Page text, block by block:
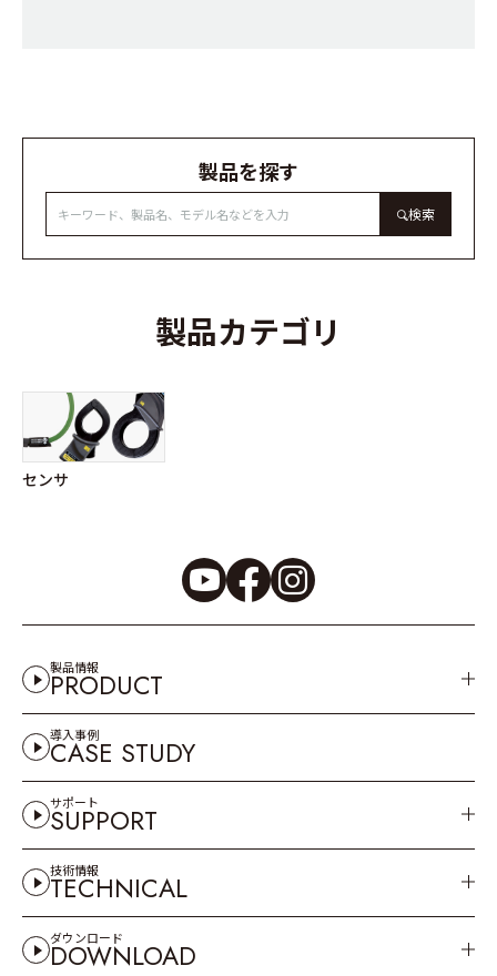
製品を探す
検索
製品カテゴリ
センサ
製品情報
PRODUCT
導入事例
CASE STUDY
サポート
SUPPORT
技術情報
TECHNICAL
ダウンロード
DOWNLOAD